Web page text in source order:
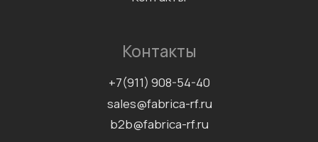
©2026 Все права защищены
Информационно-рекламная
рассылка
Согласие на обработку
персональных данных